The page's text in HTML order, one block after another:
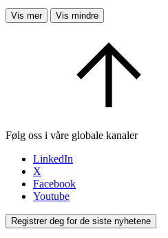
Vis mer Vis mindre
Følg oss i våre globale kanaler
LinkedIn
X
Facebook
Youtube
Registrer deg for de siste nyhetene